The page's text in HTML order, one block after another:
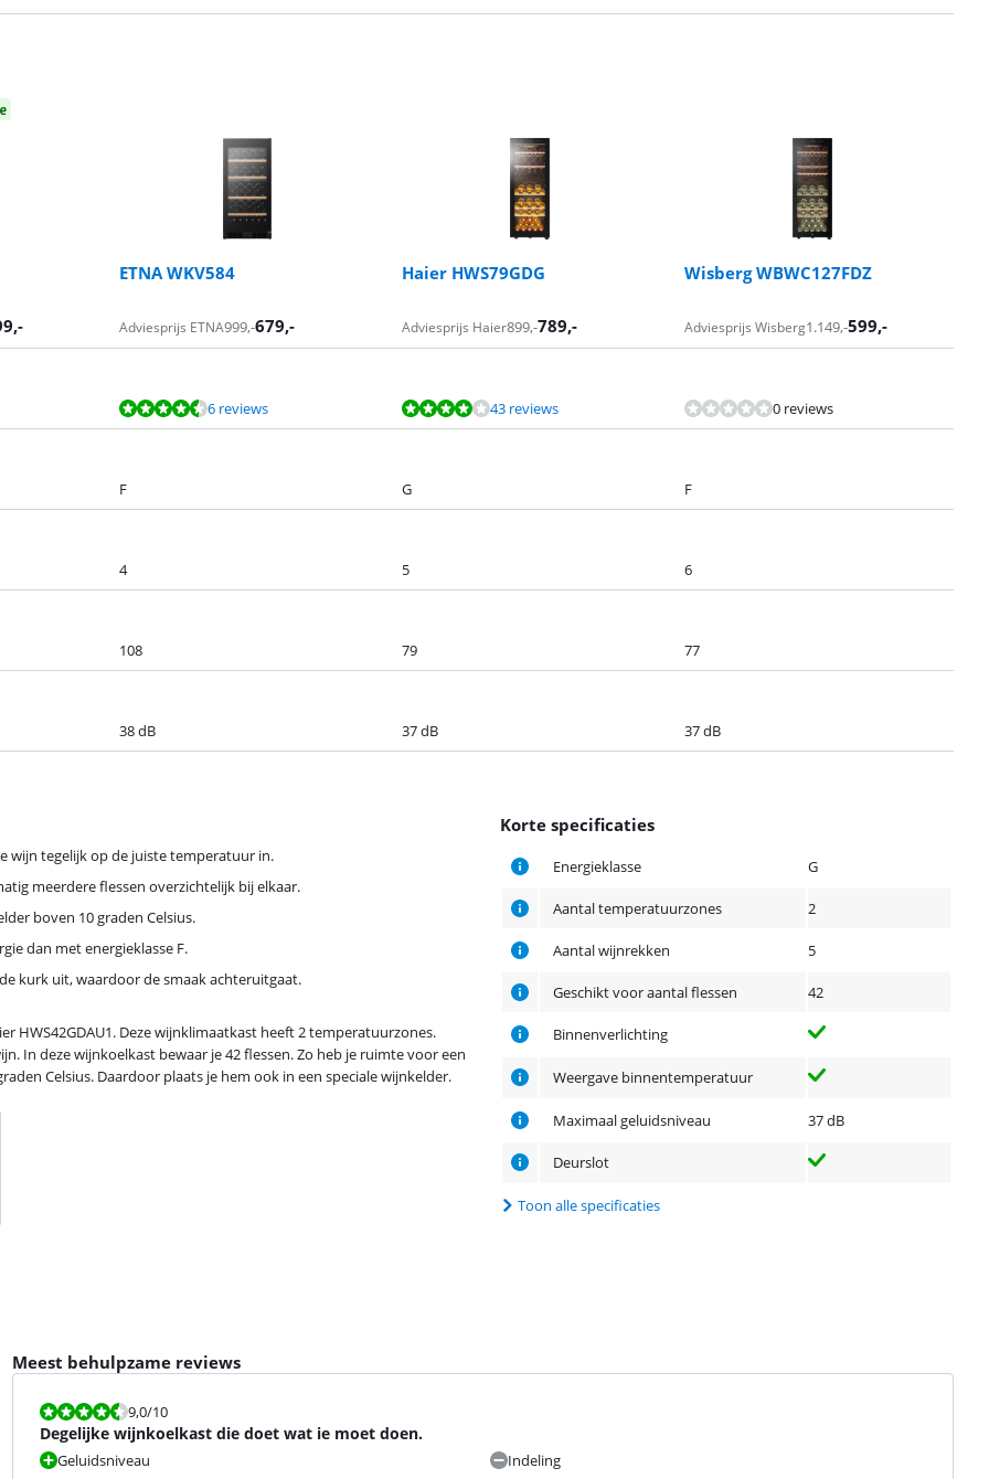
ETNA WKV584 Haier HWS79GDG Wisberg WBWC127FDZ
,- Adviesprijs ETNA999,-679,- Adviesprijs Haier899,-789,- Adviesprijs Wisberg1.149,-599,-
6 reviews 43 reviews 0 reviews
F G F
4 5 6
108 79 77
38 dB 37 dB 37 dB
Korte specificaties
Energieklasse G
Aantal temperatuurzones 2
Aantal wijnrekken 5
Geschikt voor aantal flessen 42
Binnenverlichting
Weergave binnentemperatuur
Maximaal geluidsniveau 37 dB
Deurslot
Toon alle specificaties
wijn tegelijk op de juiste temperatuur in.
meerdere flessen overzichtelijk bij elkaar.
boven 10 graden Celsius.
dan met energieklasse F.
kurk uit, waardoor de smaak achteruitgaat.
HWS42GDAU1. Deze wijnklimaatkast heeft 2 temperatuurzones.
In deze wijnkoelkast bewaar je 42 flessen. Zo heb je ruimte voor een
Celsius. Daardoor plaats je hem ook in een speciale wijnkelder.
Meest behulpzame reviews
Beoordeling is 9,0 van de 10.
9,0/10
Degelijke wijnkoelkast die doet wat ie moet doen.
Geluidsniveau
Indeling